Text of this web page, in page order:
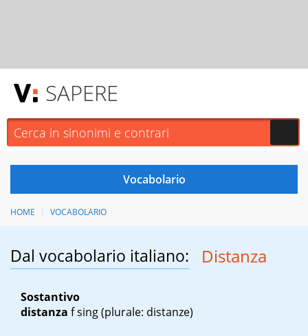
SAPERE
HOME VOCABOLARIO
Dal vocabolario italiano: Distanza
Sostantivo
distanza f sing(plurale: distanze)